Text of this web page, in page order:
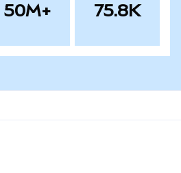
50M+ 75.8K